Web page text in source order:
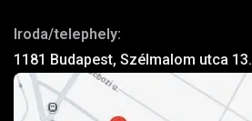
Iroda/telephely:
1181 Budapest, Szélmalom utca 13.